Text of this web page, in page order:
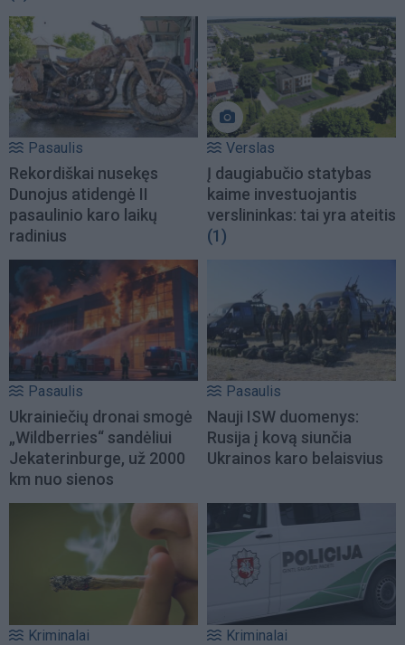
Pasaulis
Rekordiškai nusekęs
Dunojus atidengė II
pasaulinio karo laikų
radinius
Verslas
Į daugiabučio statybas
kaime investuojantis
verslininkas: tai yra ateitis
(1)
Pasaulis
Ukrainiečių dronai smogė
„Wildberries“ sandėliui
Jekaterinburge, už 2000
km nuo sienos
Pasaulis
Nauji ISW duomenys:
Rusija į kovą siunčia
Ukrainos karo belaisvius
Kriminalai Kriminalai